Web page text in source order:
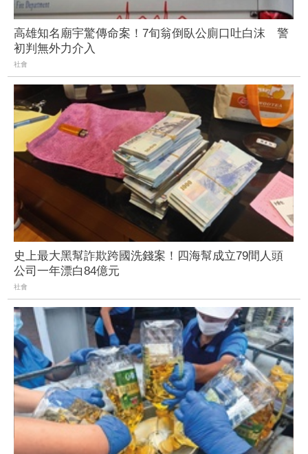
高雄知名廟宇驚傳命案！7旬翁倒臥公廁口吐白沫 警
初判無外力介入
社會
史上最大黑幫詐欺跨國洗錢案！四海幫成立79間人頭
公司一年漂白84億元
社會